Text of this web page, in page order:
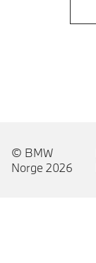
© BMW
Norge 2026